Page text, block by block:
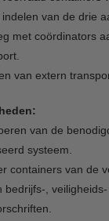
van de drie
met coördinators
van extern
van de
systeem.
containers van de
bedrijfs-,